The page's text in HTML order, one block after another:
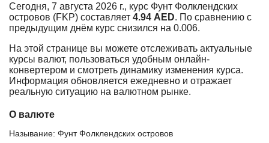
Сегодня, 7 августа 2026 г., курс Фунт Фолклендских
островов (FKP) составляет 4.94 AED. По сравнению с
предыдущим днём курс снизился на 0.006.
На этой странице вы можете отслеживать актуальные
курсы валют, пользоваться удобным онлайн-
конвертером и смотреть динамику изменения курса.
Информация обновляется ежедневно и отражает
реальную ситуацию на валютном рынке.
О валюте
Называние: Фунт Фолклендских островов